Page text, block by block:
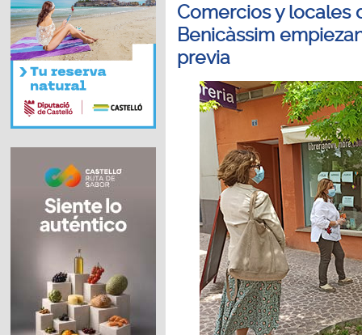
Comercios y locales
Benicàssim
previa